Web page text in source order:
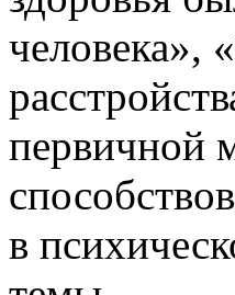
человека»,
первичной
в